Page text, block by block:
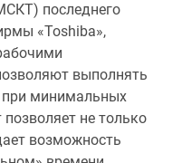
последнего
«Toshiba»,
выполнять
при минимальных
не только
возможность